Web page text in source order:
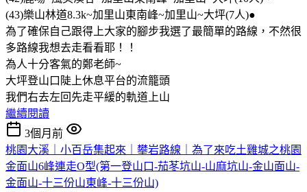
(43)樂山林道8.3k~加里山東南峰~加里山~大坪(7人)●
為了確保自己跟得上大家的腳步我選了最簡單的路線，不然很
多路線我想去走看看耶！！
為人十分客氣的鄭老師~
大坪登山口陡上休息平台的流籠頭
我們右去左回先走平緩的軌道上山
繼續閱讀
3個月前
桃園大溪｜小百岳集起來｜攀岩路線｜為了來吃土雞城之桃園
金面山6峰連走O型(第一登山口-茄苳坑山-山麻坑山-金山面山-
金面山-十三份山東峰-十三份山)